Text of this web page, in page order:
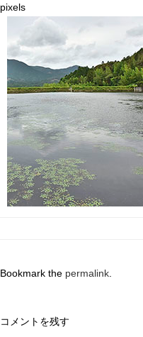
pixels
Bookmark the permalink
コメントを残す